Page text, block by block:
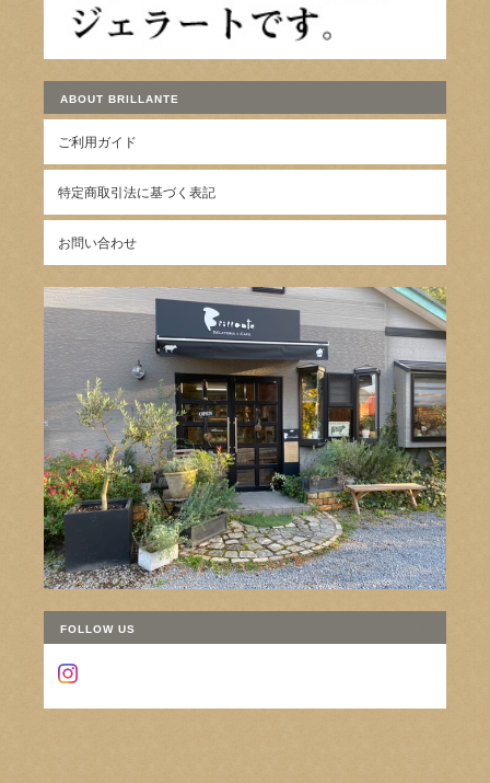
ABOUT BRILLANTE
ご利用ガイド
特定商取引法に基づく表記
お問い合わせ
FOLLOW US